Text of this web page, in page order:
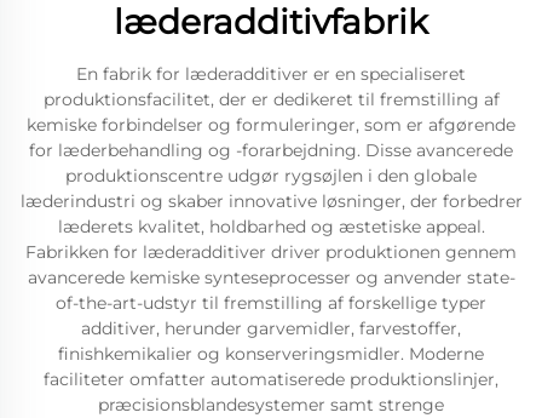
læderadditivfabrik
En fabrik for læderadditiver er en specialiseret
produktionsfacilitet, der er dedikeret til fremstilling af
kemiske forbindelser og formuleringer, som er afgørende
for læderbehandling og -forarbejdning. Disse avancerede
produktionscentre udgør rygsøjlen i den globale
læderindustri og skaber innovative løsninger, der forbedrer
læderets kvalitet, holdbarhed og æstetiske appeal.
Fabrikken for læderadditiver driver produktionen gennem
avancerede kemiske synteseprocesser og anvender state-
of-the-art-udstyr til fremstilling af forskellige typer
additiver, herunder garvemidler, farvestoffer,
finishkemikalier og konserveringsmidler. Moderne
faciliteter omfatter automatiserede produktionslinjer,
præcisionsblandesystemer samt strenge